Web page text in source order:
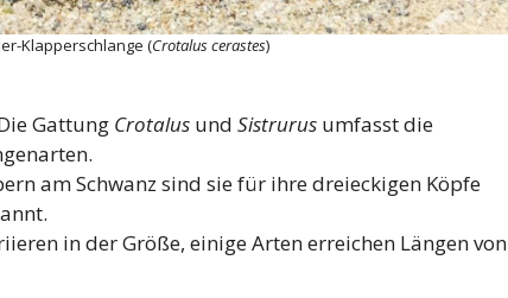
Klapperschlange (Crotalus cerastes)
Gattung Crotalus und Sistrurus umfasst die
am Schwanz sind sie für ihre dreieckigen Köpfe
in der Größe, einige Arten erreichen Längen von